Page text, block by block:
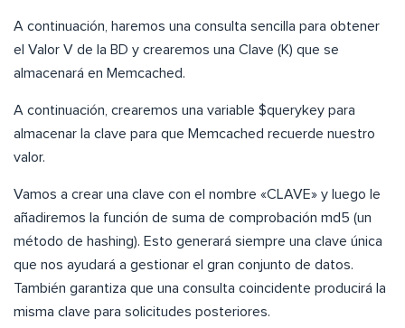
A continuación, haremos una consulta sencilla para obtener
el Valor V de la BD y crearemos una Clave (K) que se
almacenará en Memcached.
A continuación, crearemos una variable $querykey para
almacenar la clave para que Memcached recuerde nuestro
valor.
Vamos a crear una clave con el nombre «CLAVE» y luego le
añadiremos la función de suma de comprobación md5 (un
método de hashing). Esto generará siempre una clave única
que nos ayudará a gestionar el gran conjunto de datos.
También garantiza que una consulta coincidente producirá la
misma clave para solicitudes posteriores.